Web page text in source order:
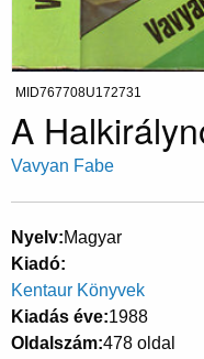
MID767708U172731
A
Vavyan Fabe
Nyelv Magyar
Kiadó
Kentaur Könyvek
Kiadás éve 1988
Oldalszám 478 oldal